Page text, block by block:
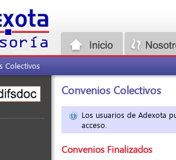
Colectivos
Convenios Colectivos
Los usuarios de Adexota
acceso.
Convenios Finalizados